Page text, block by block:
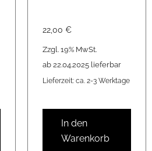
22,00 €
Zzgl. 19% MwSt.
ab 22.04.2025 lieferbar
Lieferzeit: ca. 2-3 Werktage
In den
Warenkorb